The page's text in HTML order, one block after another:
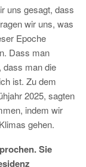
uns gesagt, dass
wir uns, was
Epoche
Dass man
dass man die
ist. Zu dem
2025, sagten
indem wir
gehen.
Sie